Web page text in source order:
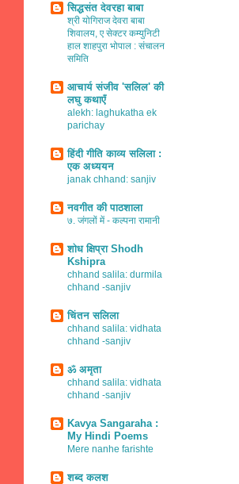
सिद्धसंत देवरहा बाबा
श्री योगिराज देवरा बाबा
शिवालय, ए सेक्टर कम्युनिटी
हाल शाहपुरा भोपाल : संचालन
समिति
आचार्य संजीव 'सलिल' की
लघु कथाएँ
alekh: laghukatha ek
parichay
हिंदी गीति काव्य सलिला :
एक अध्ययन
janak chhand: sanjiv
नवगीत की पाठशाला
७. जंगलों में - कल्पना रामानी
शोध क्षिप्रा Shodh
Kshipra
chhand salila: durmila
chhand -sanjiv
चिंतन सलिला
chhand salila: vidhata
chhand -sanjiv
ॐ अमृता
chhand salila: vidhata
chhand -sanjiv
Kavya Sangaraha :
My Hindi Poems
Mere nanhe farishte
शब्द कलश